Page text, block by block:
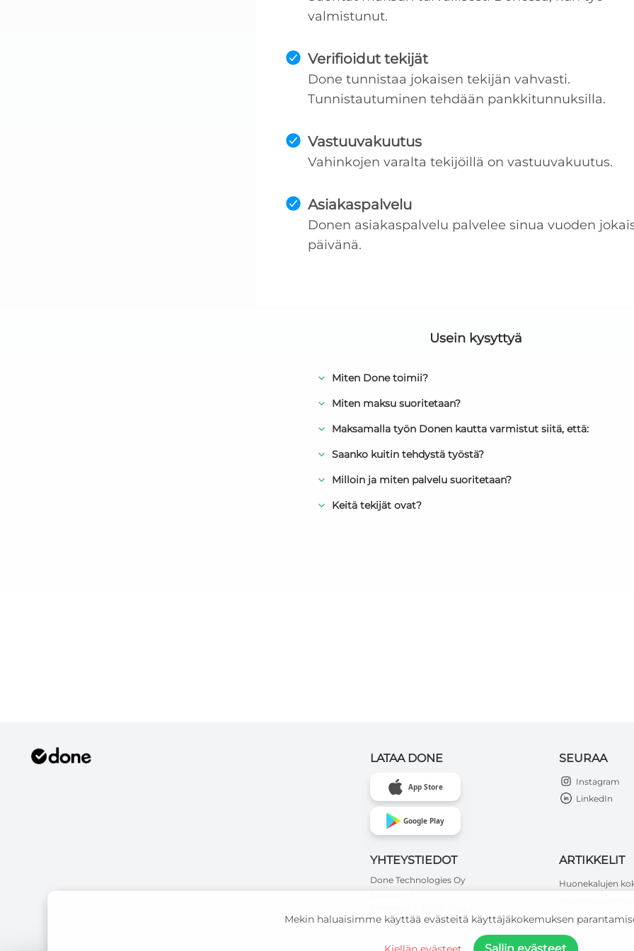
valmistunut.
Verifioidut tekijät
Done tunnistaa jokaisen tekijän vahvasti.
Tunnistautuminen tehdään pankkitunnuksilla.
Vastuuvakuutus
Vahinkojen varalta tekijöillä on vastuuvakuutus.
Asiakaspalvelu
Donen asiakaspalvelu palvelee sinua vuoden
päivänä.
Usein kysyttyä
Miten Done toimii?
Miten maksu suoritetaan?
Maksamalla työn Donen kautta varmistut siitä, että:
Saanko kuitin tehdystä työstä?
Milloin ja miten palvelu suoritetaan?
Keitä tekijät ovat?
LATAA DONE
App Store
Google Play
SEURAA
Instagram
LinkedIn
YHTEYSTIEDOT
Done Technologies Oy
3258550-9
asiakaspalvelu@doneplatform.com
ARTIKKELIT
Huonekalujen
Mekin haluaisimme käyttää evästeitä käyttäjäkokemuksen